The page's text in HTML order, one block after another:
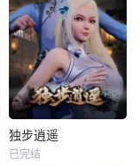
独步逍遥
已完结